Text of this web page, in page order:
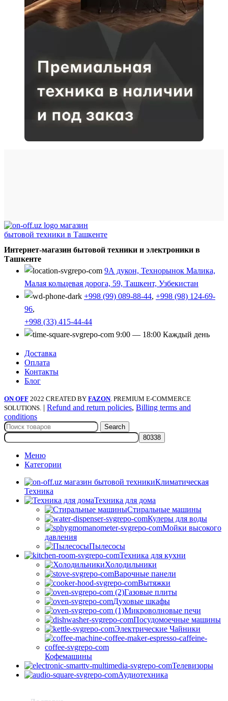
Интернет-магазин бытовой техники и электроники в
Ташкенте
9А дукон, Технорынок Малика,
Малая кольцевая дорога, 59, Ташкент, Узбекистан
+998 (99) 089-88-44, +998 (98) 124-69-
96,
+998 (33) 415-44-44
9:00 — 18:00 Каждый день
Доставка
Оплата
Контакты
Блог
ON OFF 2022 CREATED BY FAZON. PREMIUM E-COMMERCE
SOLUTIONS. | Refund and return policies, Billing terms and
conditions
Search
Меню
Категории
Климатическая
Техника
Техника для дома
Стиральные машины
Кулеры для воды
Мойки высокого
давления
Пылесосы
Техника для кухни
Холодильники
Варочные панели
Вытяжки
Газовые плиты
Духовые шкафы
Микроволновые печи
Посудомоечные машины
Электрические Чайники
Кофемашины
Телевизоры
Аудиотехника